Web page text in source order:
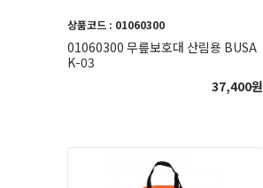
상품코드 : 01060300
01060300 무릎보호대 산림용 BUSA
K-03
37,400원